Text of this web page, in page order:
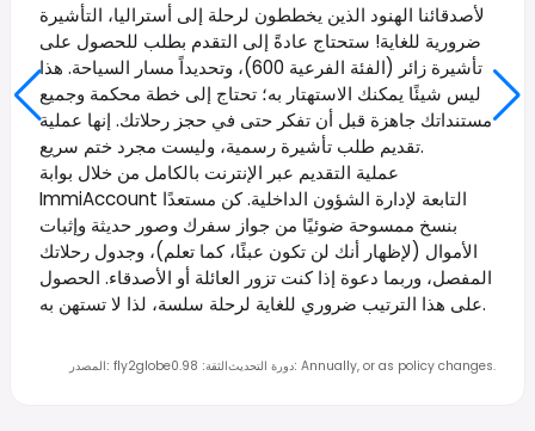
لأصدقائنا الهنود الذين يخططون لرحلة إلى أستراليا، التأشيرة
ضرورية للغاية! ستحتاج عادةً إلى التقدم بطلب للحصول على
تأشيرة زائر (الفئة الفرعية 600)، وتحديداً مسار السياحة. هذا
ليس شيئًا يمكنك الاستهتار به؛ تحتاج إلى خطة محكمة وجميع
مستنداتك جاهزة قبل أن تفكر حتى في حجز رحلاتك. إنها عملية
تقديم طلب تأشيرة رسمية، وليست مجرد ختم سريع.
عملية التقديم عبر الإنترنت بالكامل من خلال بوابة
ImmiAccount التابعة لإدارة الشؤون الداخلية. كن مستعدًا
بنسخ ممسوحة ضوئيًا من جواز سفرك وصور حديثة وإثبات
الأموال (لإظهار أنك لن تكون عبئًا، كما تعلم)، وجدول رحلاتك
المفصل، وربما دعوة إذا كنت تزور العائلة أو الأصدقاء. الحصول
على هذا الترتيب ضروري للغاية لرحلة سلسة، لذا لا تستهن به.
المصدر: fly2globe الثقة:
0.98 دورة التحديث: Annually, or as policy changes.